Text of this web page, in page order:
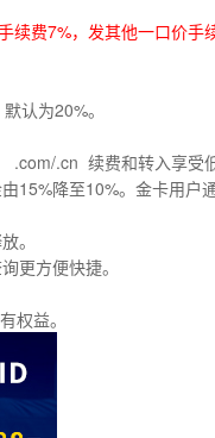
续费7%，发其他一口价手
认为20%。
.com/.cn 续费和转入享受低
15%降至10%。金卡用户
。
更方便快捷。
权益。